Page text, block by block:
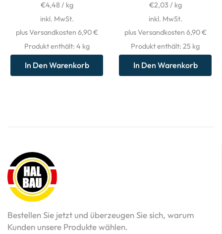
€4,48/ kg
inkl. MwSt.
plus Versandkosten 6,90 €
Produkt enthält: 4 kg
In Den Warenkorb
€2,03 / kg
inkl. MwSt.
plus Versandkosten 6,90 €
Produkt enthält: 25 kg
In Den Warenkorb
Bestellen Sie jetzt und überzeugen Sie sich, warum
Kunden unsere Produkte wählen.